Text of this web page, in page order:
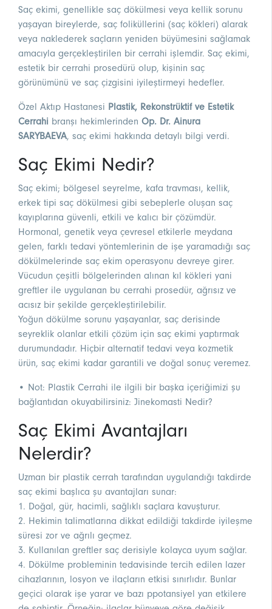
Saç ekimi, genellikle saç dökülmesi veya kellik sorunu
yaşayan bireylerde, saç foliküllerini (saç kökleri) alarak
veya naklederek saçların yeniden büyümesini sağlamak
amacıyla gerçekleştirilen bir cerrahi işlemdir. Saç ekimi,
estetik bir cerrahi prosedürü olup, kişinin saç
görünümünü ve saç çizgisini iyileştirmeyi hedefler.
Özel Aktıp Hastanesi Plastik, Rekonstrüktif ve Estetik
Cerrahi branşı hekimlerinden Op. Dr. Ainura
SARYBAEVA, saç ekimi hakkında detaylı bilgi verdi.
Saç Ekimi Nedir?
Saç ekimi; bölgesel seyrelme, kafa travması, kellik,
erkek tipi saç dökülmesi gibi sebeplerle oluşan saç
kayıplarına güvenli, etkili ve kalıcı bir çözümdür.
Hormonal, genetik veya çevresel etkilerle meydana
gelen, farklı tedavi yöntemlerinin de işe yaramadığı saç
dökülmelerinde saç ekim operasyonu devreye girer.
Vücudun çeşitli bölgelerinden alınan kıl kökleri yani
greftler ile uygulanan bu cerrahi prosedür, ağrısız ve
acısız bir şekilde gerçekleştirilebilir.
Yoğun dökülme sorunu yaşayanlar, saç derisinde
seyreklik olanlar etkili çözüm için saç ekimi yaptırmak
durumundadır. Hiçbir alternatif tedavi veya kozmetik
ürün, saç ekimi kadar garantili ve doğal sonuç veremez.
• Not: Plastik Cerrahi ile ilgili bir başka içeriğimizi şu
bağlantıdan okuyabilirsiniz: Jinekomasti Nedir?
Saç Ekimi Avantajları
Nelerdir?
Uzman bir plastik cerrah tarafından uygulandığı takdirde
saç ekimi başlıca şu avantajları sunar:
1. Doğal, gür, hacimli, sağlıklı saçlara kavuşturur.
2. Hekimin talimatlarına dikkat edildiği takdirde iyileşme
süresi zor ve ağrılı geçmez.
3. Kullanılan greftler saç derisiyle kolayca uyum sağlar.
4. Dökülme probleminin tedavisinde tercih edilen lazer
cihazlarının, losyon ve ilaçların etkisi sınırlıdır. Bunlar
geçici olarak işe yarar ve bazı ppotansiyel yan etkilere